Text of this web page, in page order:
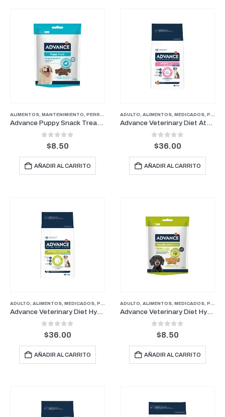
ALIMENTOS, MANTENIMIENTO, PERROS PUPPY
Advance Puppy Snack Treats 150 g
out of 5
$8.50
AÑADIR AL CARRITO
ADULTO, ALIMENTOS, MEDICADOS, PERROS
Advance Veterinary Diet Atopic 3kg– Alimento Medicado para Perros
0out of 5
$36.00
AÑADIR AL CARRITO
ADULTO ALIMENTOS MEDICADOS PERROS
Advance Veterinary Diet Hypoallergenic 2.5 kg – Alimento Medicado para Perros
out of 5
$36.00
AÑADIR AL CARRITO
ADULTO ALIMENTOS MEDICADOS PERROS
Advance Veterinary Diet Hypoallergenic Treats 150 g – Premios para Perros
out of 5
$8.50
AÑADIR AL CARRITO